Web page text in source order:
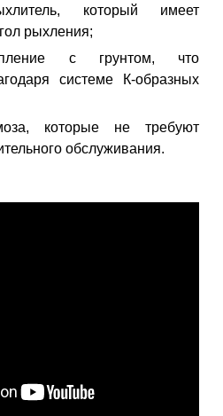
который имеет
рыхления;
с грунтом, что
системе К-образных
которые не требуют
обслуживания.